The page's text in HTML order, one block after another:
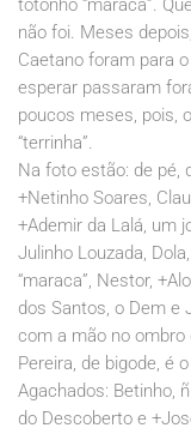
totonho “maraca”.
não foi. Meses
Caetano foram para
esperar passaram
poucos meses, pois,
“terrinha”.
Na foto estão: de pé,
+Netinho Soares,
+Ademir da Lalá, um
Julinho Louzada,
“maraca”, Nestor,
dos Santos, o Dem e
com a mão no ombro
Pereira, de bigode, é
Agachados: Betinho,
do Descoberto e